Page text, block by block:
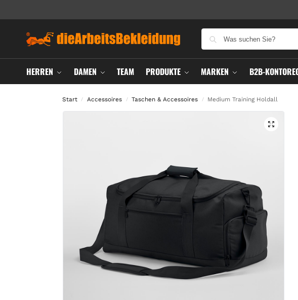
HERREN DAMEN TEAM PRODUKTE MARKEN B2B-
Start / Accessoires / Taschen & Accessoires / Medium Training Holdall